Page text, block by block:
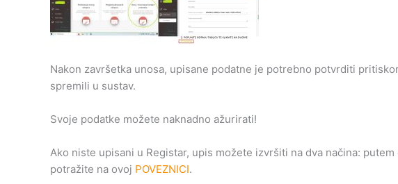
Nakon završetka unosa, upisane podatne je potrebno potvrditi
spremili u sustav.
Svoje podatke možete naknadno ažurirati!
Ako niste upisani u Registar, upis možete izvršiti na dva načina:
potražite na ovoj POVEZNICI.